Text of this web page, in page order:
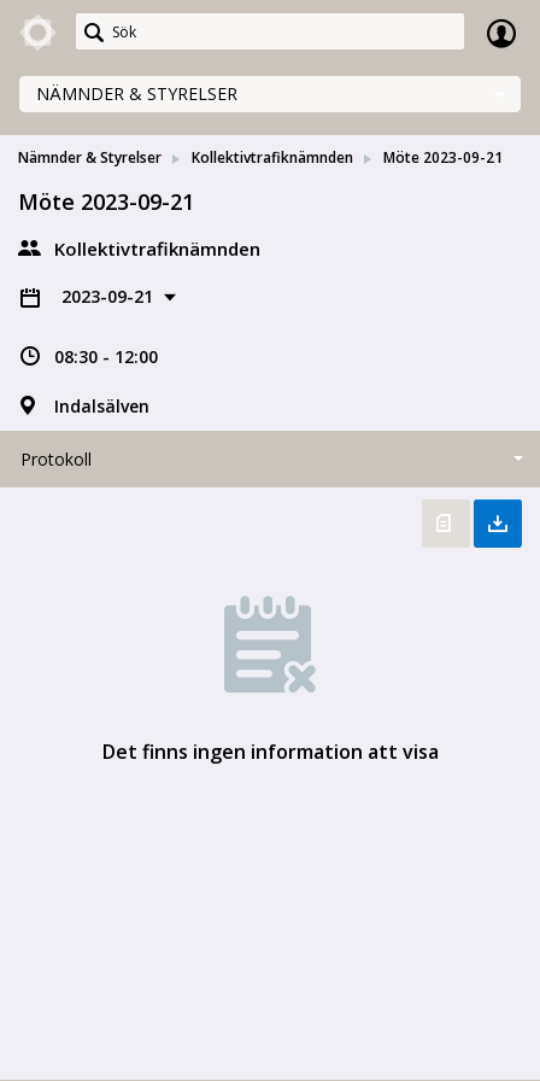
Meetings+
NÄMNDER & STYRELSER
Nämnder & Styrelser Kollektivtrafiknämnden Möte 2023-09-21
Möte 2023-09-21
Kollektivtrafiknämnden
2023-09-21
08:30 - 12:00
Indalsälven
Protokoll
Det finns ingen information att visa